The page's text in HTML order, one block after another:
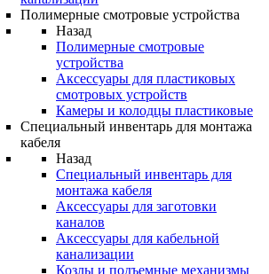
Полимерные смотровые устройства
Назад
Полимерные смотровые
устройства
Аксессуары для пластиковых
смотровых устройств
Камеры и колодцы пластиковые
Специальный инвентарь для монтажа
кабеля
Назад
Специальный инвентарь для
монтажа кабеля
Аксессуары для заготовки
каналов
Аксессуары для кабельной
канализации
Козлы и подъемные механизмы